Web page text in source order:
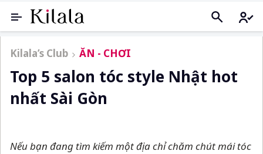
Kilala’s Club ĂN - CHƠI
Top 5 salon tóc style Nhật hot
nhất Sài Gòn
Nếu bạn đang tìm kiếm một địa chỉ chăm chút mái tóc